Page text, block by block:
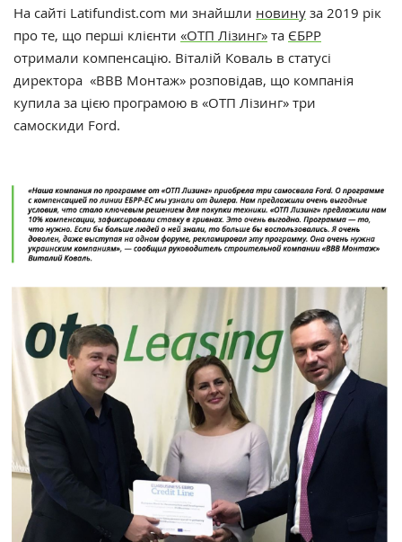
На сайті Latifundist.com ми знайшли новину за 2019 рік
про те, що перші клієнти «ОТП Лізинг» та ЄБРР
отримали компенсацію. Віталій Коваль в статусі
директора «ВВВ Монтаж» розповідав, що компанія
купила за цією програмою в «ОТП Лізинг» три
самоскиди Ford.